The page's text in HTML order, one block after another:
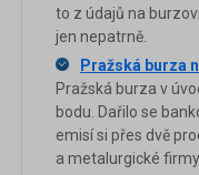
to z údajů na
jen nepatrně.
Pražská burza
Pražská burza v
bodu. Dařilo se
emisí si přes dvě
a metalurgické